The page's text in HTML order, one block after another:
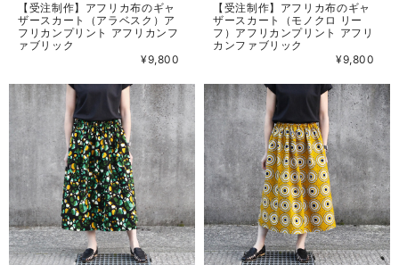
【受注制作】アフリカ布のギャ
ザースカート（アラベスク）ア
フリカンプリント アフリカンフ
ァブリック
¥9,800
【受注制作】アフリカ布のギャ
ザースカート（モノクロ リー
フ）アフリカンプリント アフリ
カンファブリック
¥9,800